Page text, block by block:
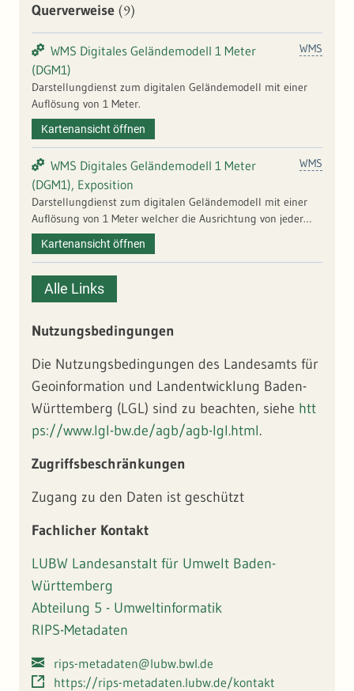
Querverweise (9)
WMS
WMS Digitales Geländemodell 1 Meter
(DGM1)
Darstellungdienst zum digitalen Geländemodell mit einer
Auflösung von 1 Meter.
Kartenansicht öffnen
WMS
WMS Digitales Geländemodell 1 Meter
(DGM1), Exposition
Darstellungdienst zum digitalen Geländemodell mit einer
Auflösung von 1 Meter welcher die Ausrichtung von jeder
Zelle der Raster-Oberfläche herleitet. Mit der Ausrichtung
wird die Zielrichtung angegeben, in die ein Gefälle von der
Kartenansicht öffnen
Alle Links
Nutzungsbedingungen
Die Nutzungsbedingungen des Landesamts für
Geoinformation und Landentwicklung Baden-
Württemberg (LGL) sind zu beachten, siehe htt
ps://www.lgl-bw.de/agb/agb-lgl.html.
Zugriffsbeschränkungen
Zugang zu den Daten ist geschützt
Fachlicher Kontakt
LUBW Landesanstalt für Umwelt Baden-
Württemberg
Abteilung 5 - Umweltinformatik
RIPS-Metadaten
rips-metadaten@lubw.bwl.de
https://rips-metadaten.lubw.de/kontakt